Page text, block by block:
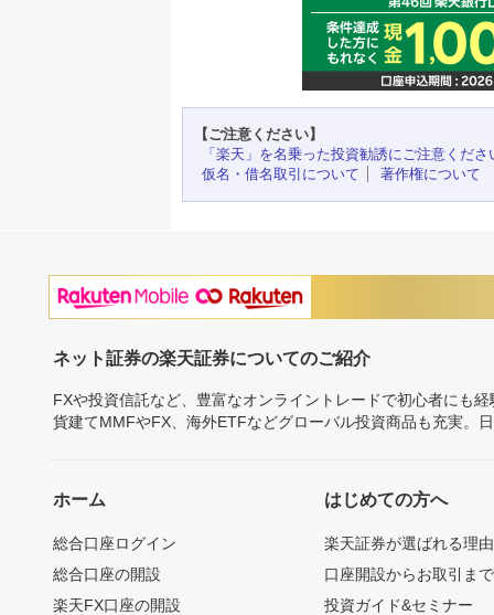
【ご注意ください】
「楽天」を名乗った投資勧誘にご注意くださ
仮名・借名取引について
著作権について
ネット証券の楽天証券についてのご紹介
FXや投資信託など、豊富なオンライントレードで初心者にも
貨建てMMFやFX、海外ETFなどグローバル投資商品も充実。
ホーム
総合口座ログイン
総合口座の開設
楽天FX口座の開設
はじめての方へ
楽天証券が選ばれる理由
口座開設からお取引ま
投資ガイド&セミナー